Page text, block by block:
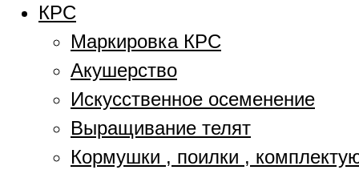
КРС
Маркировка КРС
Акушерство
Искусственное осеменение
Выращивание телят
Кормушки , поилки ,